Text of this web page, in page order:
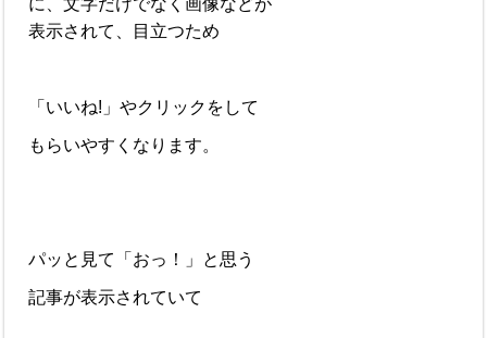
に、文字だけでなく画像などが
表示されて、
目立つため
「いいね!」やクリックをして
もらいやすくなります。
パッと見て「おっ！」と思う
記事が表示されていて